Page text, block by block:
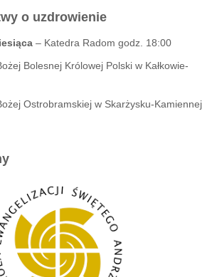
o uzdrowienie
– Katedra Radom godz. 18:00
Bolesnej Królowej Polski w Kałkowie-
Ostrobramskiej w Skarżysku-Kamiennej